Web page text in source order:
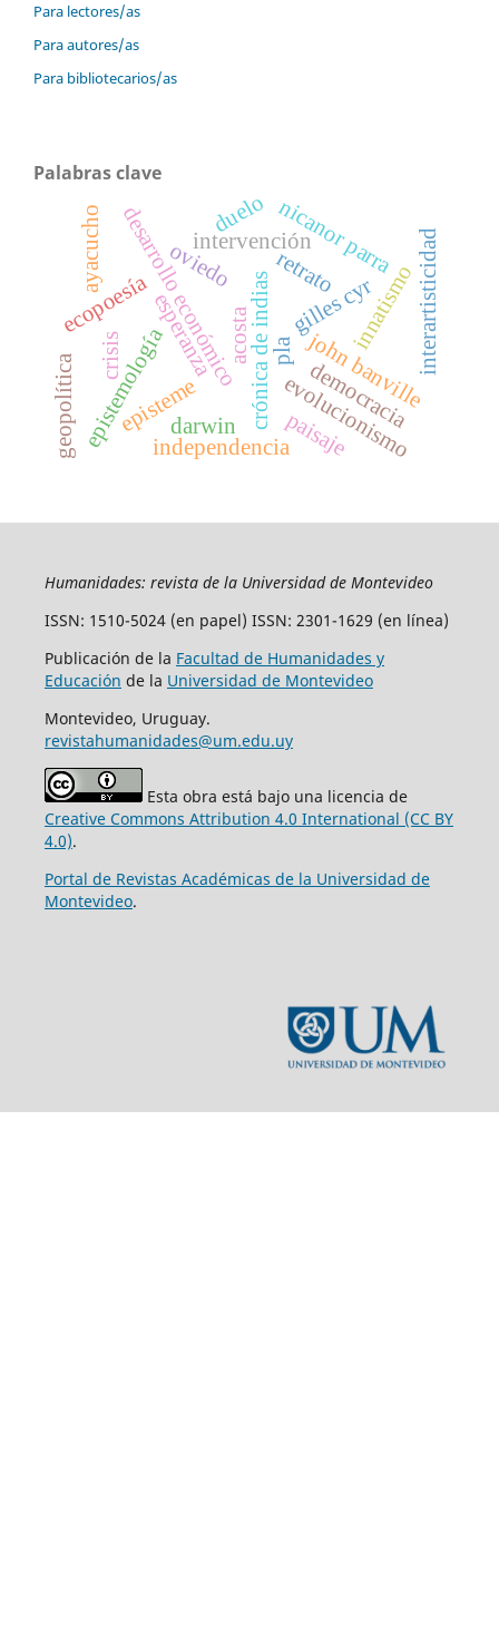
Para lectores/as
Para autores/as
Para bibliotecarios/as
Palabras clave
esperanza crónica de indias democracia
desarrollo económico gilles cyr
john banville
epistemología
episteme
innatismo
darwin
oviedo
intervención
acosta
evolucionismo
nicanor parra
ecopoesía interartisticidad
crisis
independencia
retrato
pla
paisaje
ayacucho
geopolítica
duelo
Humanidades: revista de la Universidad de Montevideo
ISSN: 1510-5024 (en papel) ISSN: 2301-1629 (en línea)
Publicación de la Facultad de Humanidades y
Educación de la Universidad de Montevideo
Montevideo, Uruguay.
revistahumanidades@um.edu.uy
Esta obra está bajo una licencia de
Creative Commons Attribution 4.0 International (CC BY
4.0).
Portal de Revistas Académicas de la Universidad de
Montevideo.